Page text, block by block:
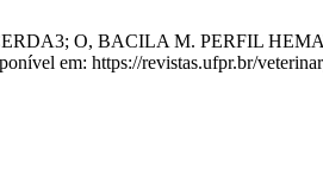
O, BACILA M. PERFIL
em: https://revistas.ufpr.br/